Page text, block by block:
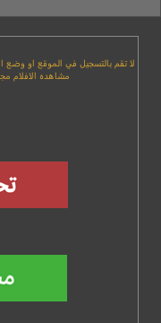
لا تقم بالتسجيل في الموقع او
مشاهده الافلام